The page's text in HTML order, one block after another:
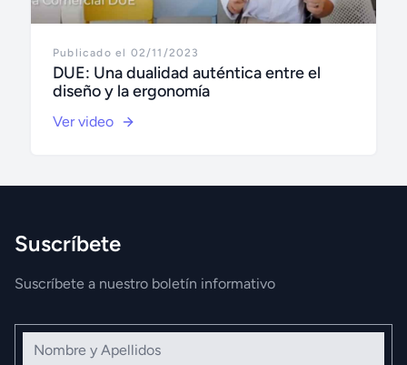
Publicado el 02/11/2023
DUE: Una dualidad auténtica entre el
diseño y la ergonomía
Ver video
Suscríbete
Suscríbete a nuestro boletín informativo
Nombre y Apellidos